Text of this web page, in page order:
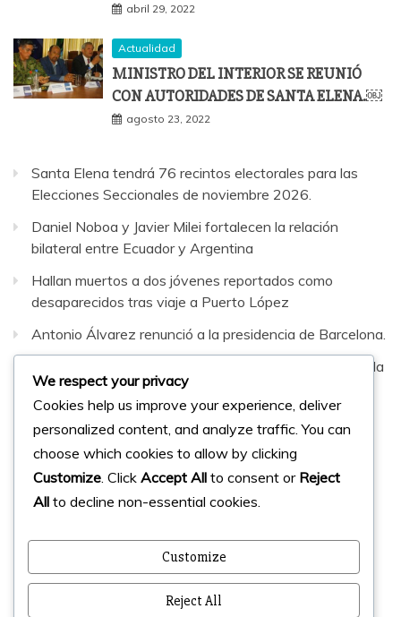
abril 29, 2022
Actualidad
MINISTRO DEL INTERIOR SE REUNIÓ
CON AUTORIDADES DE SANTA ELENA.￼
agosto 23, 2022
Santa Elena tendrá 76 recintos electorales para las
Elecciones Seccionales de noviembre 2026.
Daniel Noboa y Javier Milei fortalecen la relación
bilateral entre Ecuador y Argentina
Hallan muertos a dos jóvenes reportados como
desaparecidos tras viaje a Puerto López
Antonio Álvarez renunció a la presidencia de Barcelona.
Sepultaron al hombre que murió en fatal accidente en la
vía Santa Elena–Guayaquil
Facebook
Instagram
Twitter
© 2023 Micharts. Todos los derechos reservados.
We respect your privacy
Cookies help us improve your experience, deliver
personalized content, and analyze traffic. You can
choose which cookies to allow by clicking
Customize . Click Accept All to consent or Reject
All to decline non-essential cookies.
Customize
Reject All